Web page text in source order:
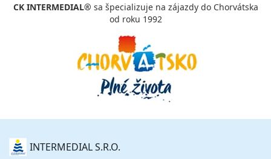
CK INTERMEDIAL® sa špecializuje na zájazdy do Chorvátska
od roku 1992
O
NÁS INTERMEDIAL S.R.O.